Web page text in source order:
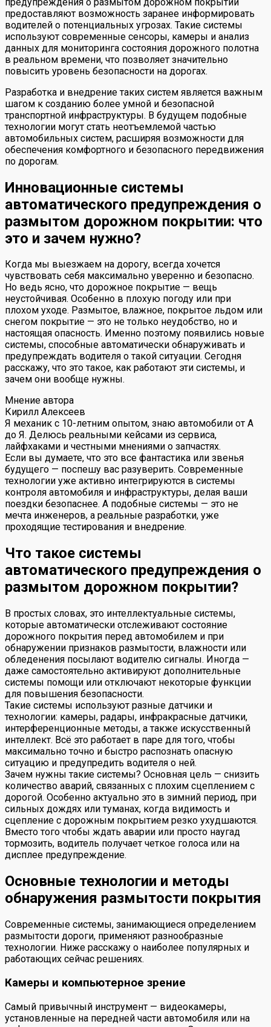
предоставляют возможность заранее информировать
водителей о потенциальных угрозах. Такие системы
используют современные сенсоры, камеры и анализ
данных для мониторинга состояния дорожного полотна
в реальном времени, что позволяет значительно
повысить уровень безопасности на дорогах.
Разработка и внедрение таких систем является важным
шагом к созданию более умной и безопасной
транспортной инфраструктуры. В будущем подобные
технологии могут стать неотъемлемой частью
автомобильных систем, расширяя возможности для
обеспечения комфортного и безопасного передвижения
по дорогам.
Инновационные системы
автоматического предупреждения о
размытом дорожном покрытии: что
это и зачем нужно?
Когда мы выезжаем на дорогу, всегда хочется
чувствовать себя максимально уверенно и безопасно.
Но ведь ясно, что дорожное покрытие — вещь
неустойчивая. Особенно в плохую погоду или при
плохом уходе. Размытое, влажное, покрытое льдом или
снегом покрытие — это не только неудобство, но и
настоящая опасность. Именно поэтому появились новые
системы, способные автоматически обнаруживать и
предупреждать водителя о такой ситуации. Сегодня
расскажу, что это такое, как работают эти системы, и
зачем они вообще нужны.
Мнение автора
Кирилл Алексеев
Я механик с 10-летним опытом, знаю автомобили от А
до Я. Делюсь реальными кейсами из сервиса,
лайфхаками и честными мнениями о запчастях.
Если вы думаете, что это все фантастика или звенья
будущего — поспешу вас разуверить. Современные
технологии уже активно интегрируются в системы
контроля автомобиля и инфраструктуры, делая ваши
поездки безопаснее. А подобные системы — это не
мечта инженеров, а реальные разработки, уже
проходящие тестирования и внедрение.
Что такое системы
автоматического предупреждения о
размытом дорожном покрытии?
В простых словах, это интеллектуальные системы,
которые автоматически отслеживают состояние
дорожного покрытия перед автомобилем и при
обнаружении признаков размытости, влажности или
обледенения посылают водителю сигналы. Иногда —
даже самостоятельно активируют дополнительные
системы помощи или отключают некоторые функции
для повышения безопасности.
Такие системы используют разные датчики и
технологии: камеры, радары, инфракрасные датчики,
интерференционные методы, а также искусственный
интеллект. Всё это работает в паре для того, чтобы
максимально точно и быстро распознать опасную
ситуацию и предупредить водителя о ней.
Зачем нужны такие системы? Основная цель — снизить
количество аварий, связанных с плохим сцеплением с
дорогой. Особенно актуально это в зимний период, при
сильных дождях или туманах, когда видимость и
сцепление с дорожным покрытием резко ухудшаются.
Вместо того чтобы ждать аварии или просто наугад
тормозить, водитель получает четкое голоса или на
дисплее предупреждение.
Основные технологии и методы
обнаружения размытости покрытия
Современные системы, занимающиеся определением
размытости дороги, применяют разнообразные
технологии. Ниже расскажу о наиболее популярных и
работающих сейчас решениях.
Камеры и компьютерное зрение
Самый привычный инструмент — видеокамеры,
установленные на передней части автомобиля или на